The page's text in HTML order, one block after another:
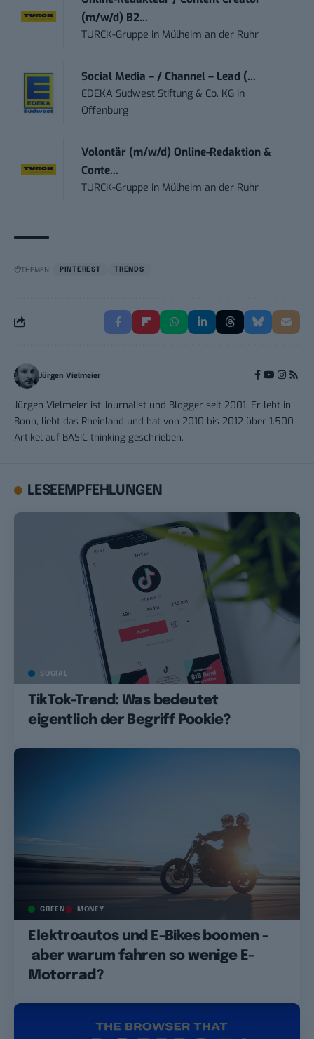
(m/w/d) B2...
TURCK-Gruppe in Mülheim an der Ruhr
Social Media – / Channel – Lead (...
EDEKA Südwest Stiftung & Co. KG in
Offenburg
Volontär (m/w/d) Online-Redaktion &
Conte...
TURCK-Gruppe in Mülheim an der Ruhr
THEMEN: PINTEREST TRENDS
Jürgen Vielmeier
Jürgen Vielmeier ist Journalist und Blogger seit 2001. Er lebt in
Bonn, liebt das Rheinland und hat von 2010 bis 2012 über 1.500
Artikel auf BASIC thinking geschrieben.
LESEEMPFEHLUNGEN
SOCIAL
TikTok-Trend: Was bedeutet
eigentlich der Begriff Pookie?
GREEN MONEY
Elektroautos und E-Bikes boomen –
aber warum fahren so wenige E-
Motorrad?